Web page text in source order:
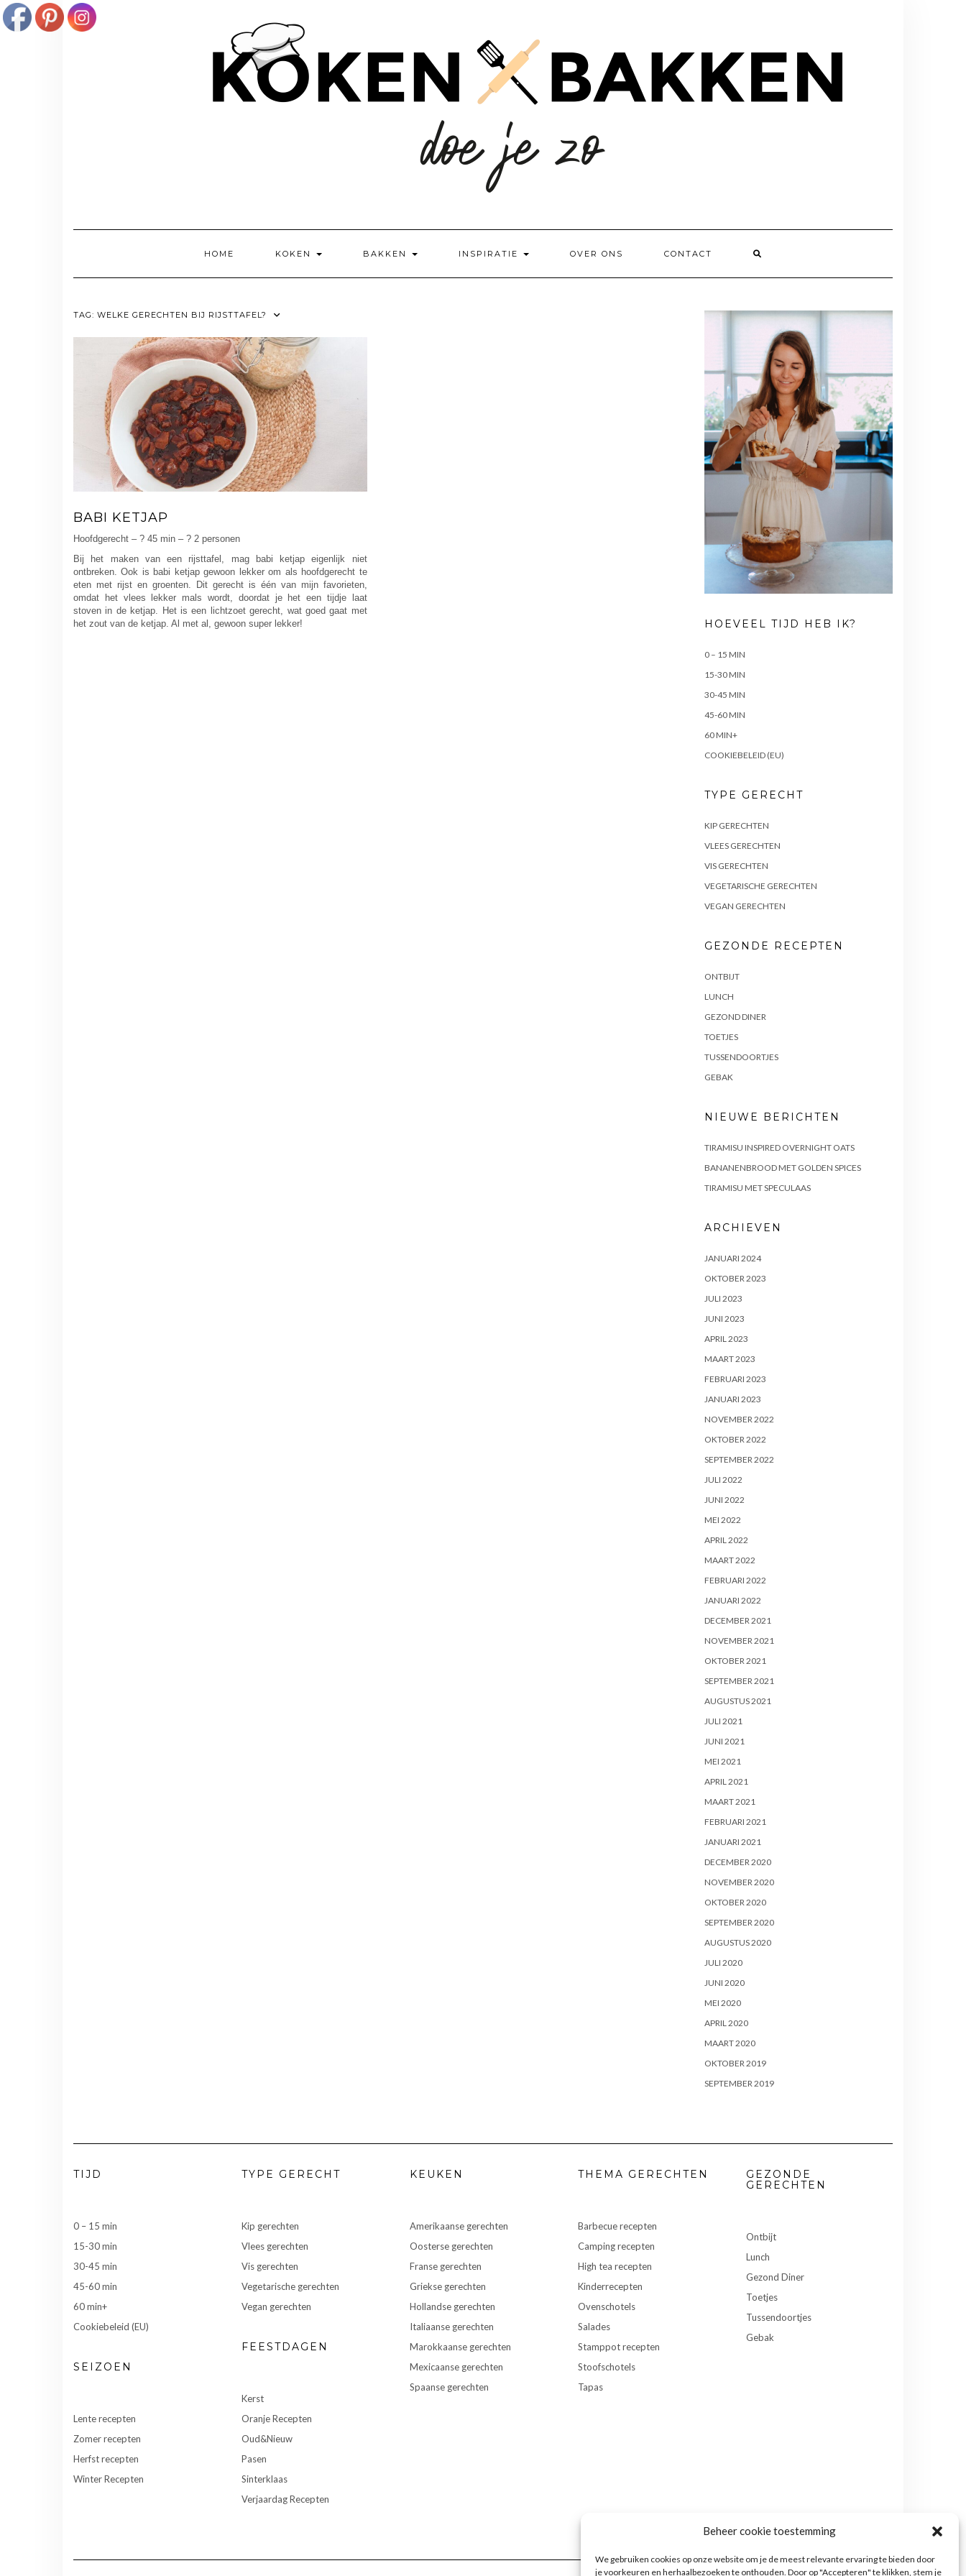
Beheer cookie toestemming
We gebruiken cookies op onze website om je de meest relevante ervaring te bieden door
je voorkeuren en herhaalbezoeken te onthouden. Door op "Accepteren" te klikken, stem je
HOME KOKEN BAKKEN INSPIRATIE OVER ONS CONTACT
TAG: WELKE GERECHTEN BIJ RIJSTTAFEL?
BABI KETJAP
Hoofdgerecht – ? 45 min – ? 2 personen
Bij het maken van een rijsttafel, mag babi ketjap eigenlijk niet
ontbreken. Ook is babi ketjap gewoon lekker om als hoofdgerecht te
eten met rijst en groenten. Dit gerecht is één van mijn favorieten,
omdat het vlees lekker mals wordt, doordat je het een tijdje laat
stoven in de ketjap. Het is een lichtzoet gerecht, wat goed gaat met
het zout van de ketjap. Al met al, gewoon super lekker!
HOEVEEL TIJD HEB IK?
0 – 15 MIN
15-30 MIN
30-45 MIN
45-60 MIN
60 MIN+
COOKIEBELEID (EU)
TYPE GERECHT
KIP GERECHTEN
VLEES GERECHTEN
VIS GERECHTEN
VEGETARISCHE GERECHTEN
VEGAN GERECHTEN
GEZONDE RECEPTEN
ONTBIJT
LUNCH
GEZOND DINER
TOETJES
TUSSENDOORTJES
GEBAK
NIEUWE BERICHTEN
TIRAMISU INSPIRED OVERNIGHT OATS
BANANENBROOD MET GOLDEN SPICES
TIRAMISU MET SPECULAAS
ARCHIEVEN
JANUARI 2024
OKTOBER 2023
JULI 2023
JUNI 2023
APRIL 2023
MAART 2023
FEBRUARI 2023
JANUARI 2023
NOVEMBER 2022
OKTOBER 2022
SEPTEMBER 2022
JULI 2022
JUNI 2022
MEI 2022
APRIL 2022
MAART 2022
FEBRUARI 2022
JANUARI 2022
DECEMBER 2021
NOVEMBER 2021
OKTOBER 2021
SEPTEMBER 2021
AUGUSTUS 2021
JULI 2021
JUNI 2021
MEI 2021
APRIL 2021
MAART 2021
FEBRUARI 2021
JANUARI 2021
DECEMBER 2020
NOVEMBER 2020
OKTOBER 2020
SEPTEMBER 2020
AUGUSTUS 2020
JULI 2020
JUNI 2020
MEI 2020
APRIL 2020
MAART 2020
OKTOBER 2019
SEPTEMBER 2019
TIJD
0 – 15 min
15-30 min
30-45 min
45-60 min
60 min+
Cookiebeleid (EU)
SEIZOEN
Lente recepten
Zomer recepten
Herfst recepten
Winter Recepten
TYPE GERECHT
Kip gerechten
Vlees gerechten
Vis gerechten
Vegetarische gerechten
Vegan gerechten
FEESTDAGEN
Kerst
Oranje Recepten
Oud&Nieuw
Pasen
Sinterklaas
Verjaardag Recepten
KEUKEN
Amerikaanse gerechten
Oosterse gerechten
Franse gerechten
Griekse gerechten
Hollandse gerechten
Italiaanse gerechten
Marokkaanse gerechten
Mexicaanse gerechten
Spaanse gerechten
THEMA GERECHTEN
Barbecue recepten
Camping recepten
High tea recepten
Kinderrecepten
Ovenschotels
Salades
Stamppot recepten
Stoofschotels
Tapas
GEZONDE
GERECHTEN
Ontbijt
Lunch
Gezond Diner
Toetjes
Tussendoortjes
Gebak